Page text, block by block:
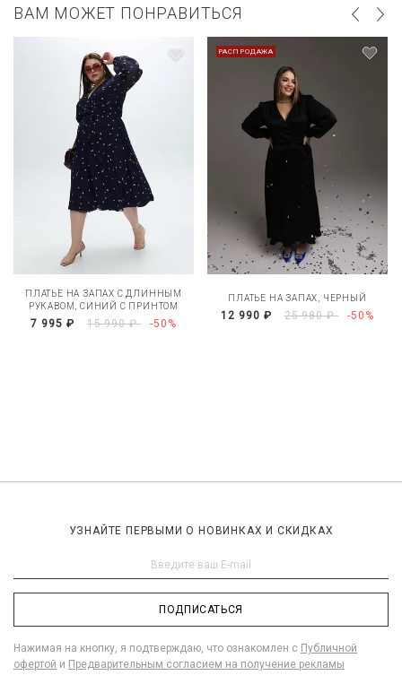
ВАМ МОЖЕТ ПОНРАВИТЬСЯ
ПЛАТЬЕ НА ЗАПАХ С ДЛИННЫМ
РУКАВОМ, СИНИЙ С ПРИНТОМ
7 995 ₽ 15 990 ₽ -50%
РАСПРОДАЖА
ПЛАТЬЕ НА ЗАПАХ, ЧЕРНЫЙ
12 990 ₽ 25 980 ₽ -50%
УЗНАЙТЕ ПЕРВЫМИ О НОВИНКАХ И СКИДКАХ
ПОДПИСАТЬСЯ
Нажимая на кнопку, я подтверждаю, что ознакомлен с Публичной
офертой и Предварительным согласием на получение рекламы